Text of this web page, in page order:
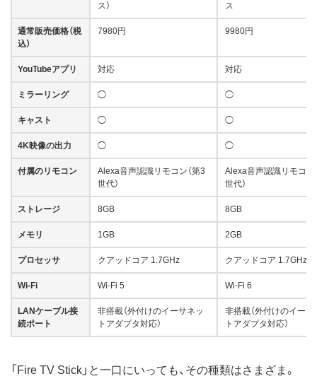
ス）
ス
通常販売価格（税
込）
7980円 9980円
YouTubeアプリ 対応 対応
ミラーリング ◯ ◯
キャスト ◯ ◯
4K映像の出力 ◯ ◯
付属のリモコン
Alexa音声認識リモコン（第3
世代）
Alexa音声認識リモコン
世代）
ストレージ 8GB 8GB
メモリ 1GB 2GB
プロセッサ クアッドコア 1.7GHz クアッドコア 1.7GHz
Wi-Fi Wi-Fi 5 Wi-Fi 6
LANケーブル接
続ポート
非搭載（外付けのイーサネッ
トアダプタ対応）
非搭載（外付けのイーサ
トアダプタ対応）
「Fire TV Stick」と一口にいっても、その種類はさまざま。